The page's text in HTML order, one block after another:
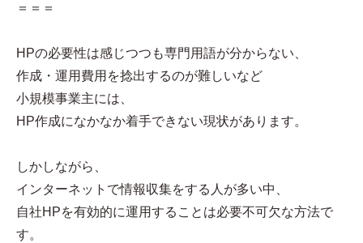
＝＝＝
HPの必要性は感じつつも専門用語が分からない、
作成・運用費用を捻出するのが難しいなど
小規模事業主には、
HP作成になかなか着手できない現状があります。
しかしながら、
インターネットで情報収集をする人が多い中、
自社HPを有効的に運用することは必要不可欠な方法で
す。